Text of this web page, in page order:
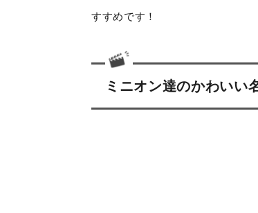
すすめです！
ミニオン達のかわいい